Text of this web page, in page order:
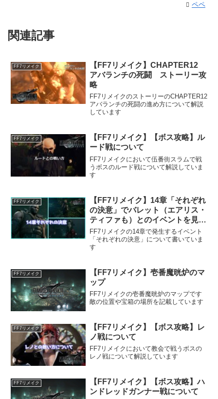
ペペ
関連記事
FF7リメイク
【FF7リメイク】CHAPTER12
アバランチの死闘 ストーリー攻
略
FF7リメイクのストーリーのCHAPTER12
アバランチの死闘の進め方について解説
しています
FF7リメイク
【FF7リメイク】【ボス攻略】ル
ード戦について
FF7リメイクにおいて伍番街スラムで戦
うボスのルード戦について解説していま
す
FF7リメイク
【FF7リメイク】14章「それぞれ
の決意」でバレット（エアリス・
ティファも）とのイベントを見る
方法
FF7リメイクの14章で発生するイベント
「それぞれの決意」について書いていま
す
FF7リメイク
【FF7リメイク】壱番魔晄炉のマ
ップ
FF7リメイクの壱番魔晄炉のマップです
敵の位置や宝箱の場所を記載しています
FF7リメイク
【FF7リメイク】【ボス攻略】レ
ノ戦について
FF7リメイクにおいて教会で戦うボスの
レノ戦について解説しています
FF7リメイク
【FF7リメイク】【ボス攻略】ハ
ンドレッドガンナー戦について